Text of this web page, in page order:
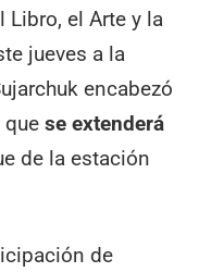
Libro, el Arte y la
jueves a la
encabezó
quese extenderá
de la estación
de